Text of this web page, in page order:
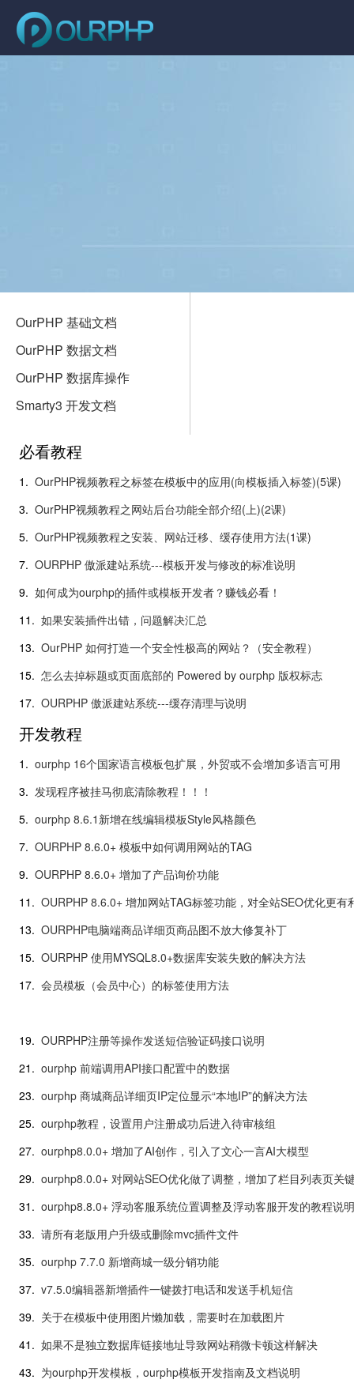
OurPHP 基础文档
OurPHP 数据文档
OurPHP 数据库操作
Smarty3 开发文档
必看教程
1. OurPHP视频教程之标签在模板中的应用(向模板插入标签)(5课)
3. OurPHP视频教程之网站后台功能全部介绍(上)(2课)
5. OurPHP视频教程之安装、网站迁移、缓存使用方法(1课)
7. OURPHP 傲派建站系统---模板开发与修改的标准说明
9. 如何成为ourphp的插件或模板开发者？赚钱必看！
11. 如果安装插件出错，问题解决汇总
13. OurPHP 如何打造一个安全性极高的网站？（安全教程）
15. 怎么去掉标题或页面底部的 Powered by ourphp 版权标志
17. OURPHP 傲派建站系统---缓存清理与说明
开发教程
1. ourphp 16个国家语言模板包扩展，外贸或不会增加多语言可用
3. 发现程序被挂马彻底清除教程！！！
5. ourphp 8.6.1新增在线编辑模板Style风格颜色
7. OURPHP 8.6.0+ 模板中如何调用网站的TAG
9. OURPHP 8.6.0+ 增加了产品询价功能
11. OURPHP 8.6.0+ 增加网站TAG标签功能，对全站SEO优化更有
13. OURPHP电脑端商品详细页商品图不放大修复补丁
15. OURPHP 使用MYSQL8.0+数据库安装失败的解决方法
17. 会员模板（会员中心）的标签使用方法
19. OURPHP注册等操作发送短信验证码接口说明
21. ourphp 前端调用API接口配置中的数据
23. ourphp 商城商品详细页IP定位显示“本地IP”的解决方法
25. ourphp教程，设置用户注册成功后进入待审核组
27. ourphp8.0.0+ 增加了AI创作，引入了文心一言AI大模型
29. ourphp8.0.0+ 对网站SEO优化做了调整，增加了栏目列表页关
31. ourphp8.8.0+ 浮动客服系统位置调整及浮动客服开发的教程说明
33. 请所有老版用户升级或删除mvc插件文件
35. ourphp 7.7.0 新增商城一级分销功能
37. v7.5.0编辑器新增插件一键拨打电话和发送手机短信
39. 关于在模板中使用图片懒加载，需要时在加载图片
41. 如果不是独立数据库链接地址导致网站稍微卡顿这样解决
43. 为ourphp开发模板，ourphp模板开发指南及文档说明